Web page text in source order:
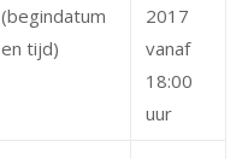
(begindatum
en tijd)
2017
vanaf
18:00
uur